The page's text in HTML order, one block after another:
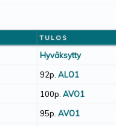
TULOS
Hyväksytty
92p. ALO1
100p. AVO1
95p. AVO1